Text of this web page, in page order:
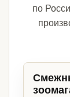
по